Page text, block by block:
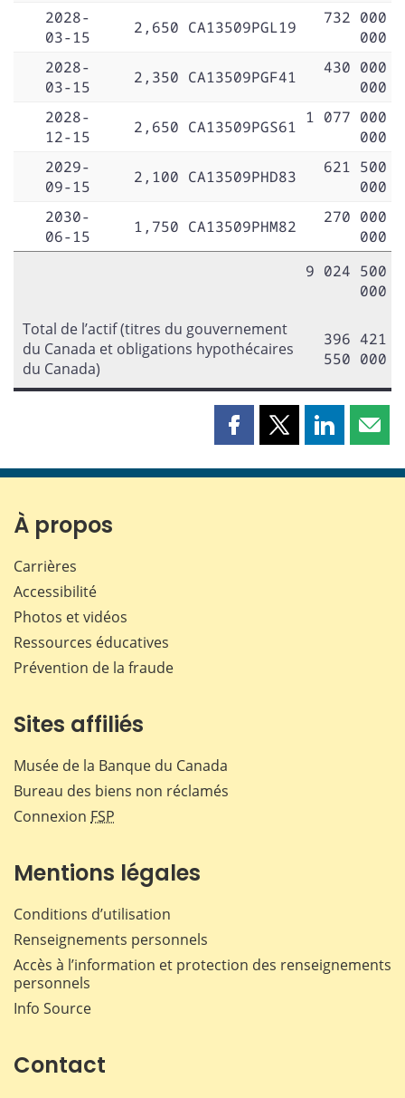
2028-
03-15
2,650 CA13509PGL19
732 000
000
2028-
03-15
2,350 CA13509PGF41
430 000
000
2028-
12-15
2,650 CA13509PGS61 1 077 000
000
2029-
09-15
2,100 CA13509PHD83
621 500
000
2030-
06-15
1,750 CA13509PHM82
270 000
000
9 024 500
000
Total de l’actif (titres du gouvernement
du Canada et obligations hypothécaires
du Canada)
396 421
550 000
Partager
page
Partager
page
Partager
page page
À propos
Carrières
Accessibilité
Photos et vidéos
Ressources éducatives
Prévention de la fraude
Sites affiliés
Musée de la Banque du Canada
Bureau des biens non réclamés
Connexion FSP
Mentions légales
Conditions d’utilisation
Renseignements personnels
Accès à l’information et protection des renseignements
personnels
Info Source
Contact